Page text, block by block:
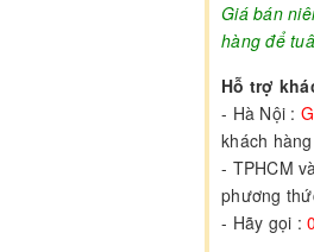
Giá bán
hàng để
Hỗ trợ
- Hà Nội :
khách
- TPHCM
phương
- Hãy gọi :